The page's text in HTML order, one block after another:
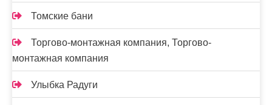
Томские бани
Торгово-монтажная компания, Торгово-
монтажная компания
Улыбка Радуги